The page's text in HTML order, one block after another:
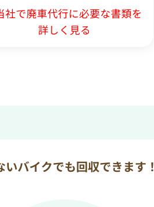
社で廃車代行に必要な書類を
詳しく見る
いバイクでも回収できます！